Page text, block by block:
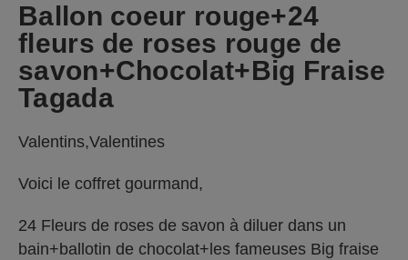
Ballon coeur rouge+24
fleurs de roses rouge de
savon+Chocolat+Big Fraise
Tagada
Valentins,Valentines
Voici le coffret gourmand,
24 Fleurs de roses de savon à diluer dans un
bain+ballotin de chocolat+les fameuses Big fraise